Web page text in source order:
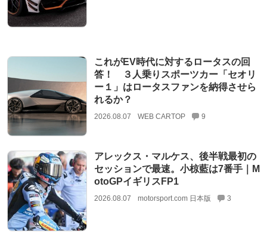
これがEV時代に対するロータスの回
答！ ３人乗りスポーツカー「セオリ
ー１」はロータスファンを納得させら
れるか？
2026.08.07 WEB CARTOP 9
アレックス・マルケス、後半戦最初の
セッションで最速。小椋藍は7番手｜M
otoGPイギリスFP1
2026.08.07 motorsport.com 日本版 3